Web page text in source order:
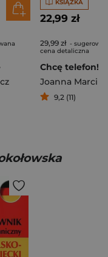
KSIĄŻKA
22,99 zł
29,99 zł -
cena detaliczna
9,2 (11)